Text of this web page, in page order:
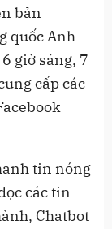
bản
quốc Anh
giờ sáng, 7
cấp các
tin nóng
các tin
Chatbot